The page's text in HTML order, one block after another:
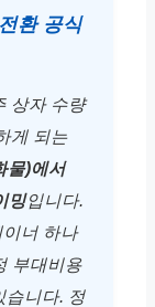
환 공식
상자 수량
게 되는
물)에서
밍입니다.
이너 하나
부대비용
습니다. 정